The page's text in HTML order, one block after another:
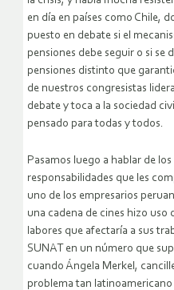
en día en países como Chile,
puesto en debate si el
pensiones debe seguir o si se
pensiones distinto que
de nuestros congresistas
debate y toca a la sociedad
pensado para todas y todos.
Pasamos luego a hablar de
responsabilidades que les
uno de los empresarios
una cadena de cines hizo uso
labores que afectaría a sus
SUNAT en un número que
cuando Ángela Merkel,
problema tan